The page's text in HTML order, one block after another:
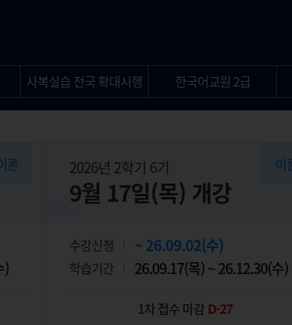
사복실습 전국 확대시행 한국어교원 2급
론
)
이
2026년 2학기 6기
9월 17일(목) 개강
수강신청 26.09.02(수)
학습기간 26.09.17(목) ~ 26.12.30(수)
1차 접수 마감 D-27